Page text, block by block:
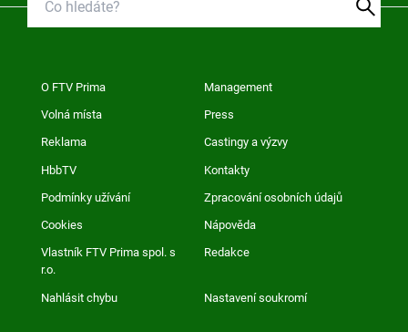
O FTV Prima Management
Volná místa Press
Reklama Castingy a výzvy
HbbTV Kontakty
Podmínky užívání Zpracování osobních údajů
Cookies Nápověda
Vlastník FTV Prima spol. s
r.o.
Redakce
Nahlásit chybu Nastavení soukromí